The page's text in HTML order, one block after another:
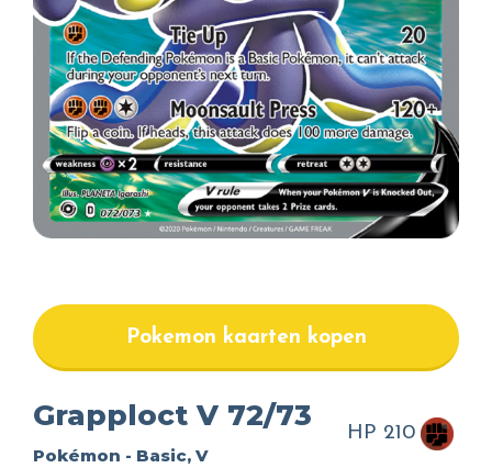
Pokemon kaarten kopen
Grapploct V 72/73
Pokémon - Basic, V
HP 210